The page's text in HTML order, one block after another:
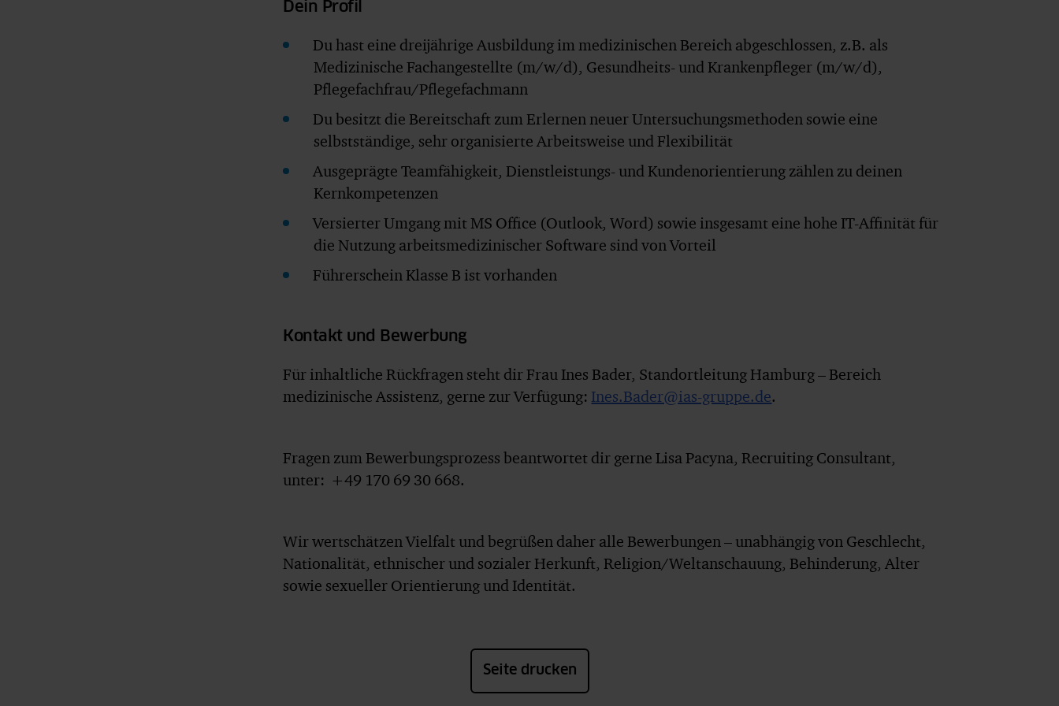
Dein Profil
Du hast eine dreijährige Ausbildung im medizinischen Bereich abgeschlossen, z.B. als
Medizinische Fachangestellte (m/w/d), Gesundheits- und Krankenpfleger (m/w/d),
Pflegefachfrau/Pflegefachmann
Du besitzt die Bereitschaft zum Erlernen neuer Untersuchungsmethoden sowie eine
selbstständige, sehr organisierte Arbeitsweise und Flexibilität
Ausgeprägte Teamfähigkeit, Dienstleistungs- und Kundenorientierung zählen zu deinen
Kernkompetenzen
Versierter Umgang mit MS Office (Outlook, Word) sowie insgesamt eine hohe IT-Affinität für
die Nutzung arbeitsmedizinischer Software sind von Vorteil
Führerschein Klasse B ist vorhanden
Kontakt und Bewerbung
Für inhaltliche Rückfragen steht dir Frau Ines Bader, Standortleitung Hamburg – Bereich
medizinische Assistenz, gerne zur Verfügung: Ines.Bader@ias-gruppe.de.
Fragen zum Bewerbungsprozess beantwortet dir gerne Lisa Pacyna, Recruiting Consultant,
unter: +49 170 69 30 668.
Wir wertschätzen Vielfalt und begrüßen daher alle Bewerbungen – unabhängig von Geschlecht,
Nationalität, ethnischer und sozialer Herkunft, Religion/Weltanschauung, Behinderung, Alter
sowie sexueller Orientierung und Identität.
Seite drucken